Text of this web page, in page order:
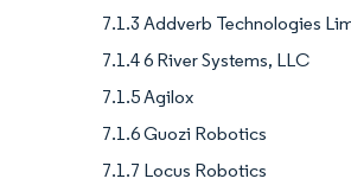
7.1.3 Addverb Technologies
7.1.4 6 River Systems, LLC
7.1.5 Agilox
7.1.6 Guozi Robotics
7.1.7 Locus Robotics